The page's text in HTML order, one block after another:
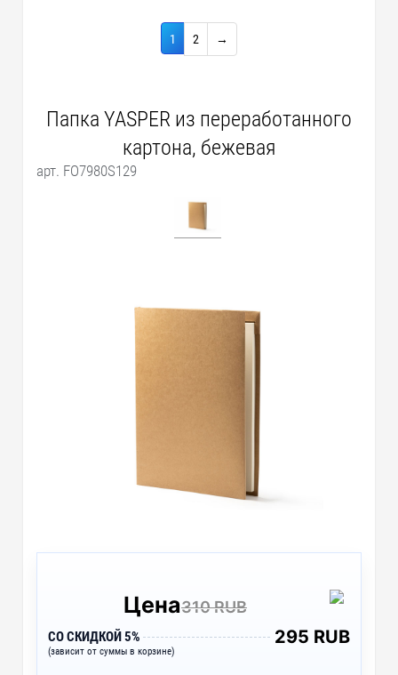
1 2 →
Папка YASPER из переработанного
картона, бежевая
арт. FO7980S129
Цена310 RUB
СО СКИДКОЙ 5%
(зависит от суммы в корзине)
295 RUB